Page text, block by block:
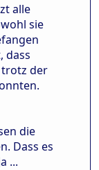
alle
sie
dass
trotz der
die
Dass es
...